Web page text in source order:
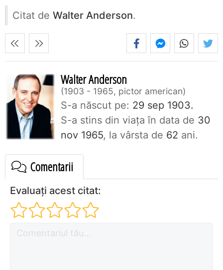
Citat de Walter Anderson.
Walter Anderson
1903 - 1965, pictor american
S-a născut pe: 29 sep 1903.
S-a stins din viaţa în data de 30
nov 1965, la vârsta de 62 ani.
Comentarii
Evaluați acest citat: